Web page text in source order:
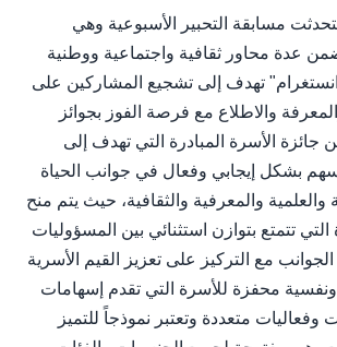
مسابقة التحبير الأسبوعية وهي
عدة محاور ثقافية واجتماعية ووطنية
تهدف إلى تشجيع المشاركين على
والاطلاع مع فرصة الفوز بجوائز
الأسرة المبادرة التي تهدف إلى
بشكل إيجابي وفعال في جوانب الحياة
والعلمية والمعرفية والثقافية، حيث يتم منح
تتمتع بتوازن استثنائي بين المسؤوليات
مع التركيز على تعزيز القيم الأسرية
محفزة للأسرة التي تقدم إسهامات
متعددة وتعتبر نموذجاً للتميز